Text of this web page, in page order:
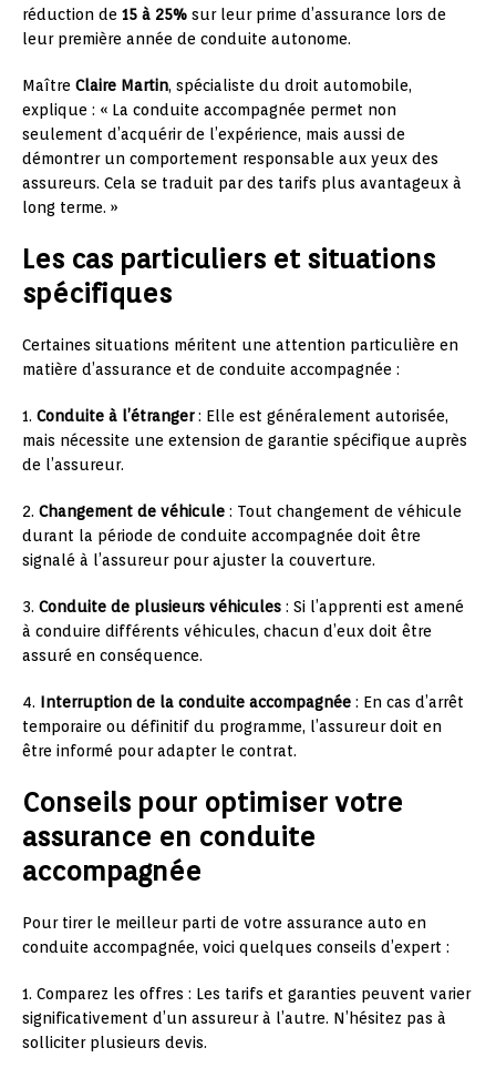
réduction de 15 à 25% sur leur prime d’assurance lors de
leur première année de conduite autonome.
Maître Claire Martin, spécialiste du droit automobile,
explique : « La conduite accompagnée permet non
seulement d’acquérir de l’expérience, mais aussi de
démontrer un comportement responsable aux yeux des
assureurs. Cela se traduit par des tarifs plus avantageux à
long terme. »
Les cas particuliers et situations
spécifiques
Certaines situations méritent une attention particulière en
matière d’assurance et de conduite accompagnée :
1. Conduite à l’étranger: Elle est généralement autorisée,
mais nécessite une extension de garantie spécifique auprès
de l’assureur.
2. Changement de véhicule : Tout changement de véhicule
durant la période de conduite accompagnée doit être
signalé à l’assureur pour ajuster la couverture.
3. Conduite de plusieurs véhicules : Si l’apprenti est amené
à conduire différents véhicules, chacun d’eux doit être
assuré en conséquence.
4. Interruption de la conduite accompagnée : En cas d’arrêt
temporaire ou définitif du programme, l’assureur doit en
être informé pour adapter le contrat.
Conseils pour optimiser votre
assurance en conduite
accompagnée
Pour tirer le meilleur parti de votre assurance auto en
conduite accompagnée, voici quelques conseils d’expert :
1. Comparez les offres : Les tarifs et garanties peuvent varier
significativement d’un assureur à l’autre. N’hésitez pas à
solliciter plusieurs devis.